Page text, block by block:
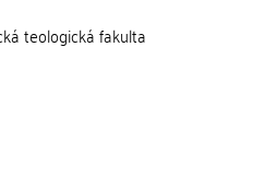
teologická fakulta